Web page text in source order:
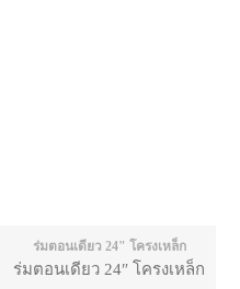
ร่มตอนเดียว 24" โครงเหล็ก
ร่มตอนเดียว 24″ โครงเหล็ก